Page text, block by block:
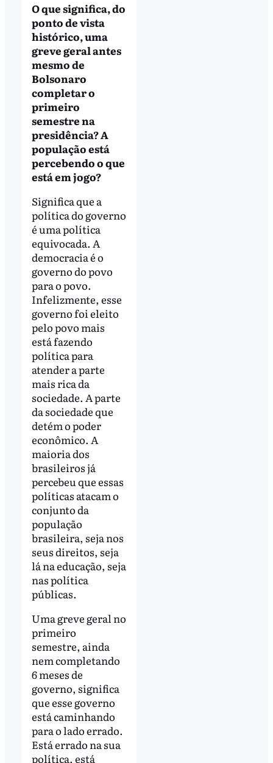
O que significa, do
ponto de vista
histórico, uma
greve geral antes
mesmo de
Bolsonaro
completar o
primeiro
semestre na
presidência? A
população está
percebendo o que
está em jogo?
Significa que a
política do governo
é uma política
equivocada. A
democracia é o
governo do povo
para o povo.
Infelizmente, esse
governo foi eleito
pelo povo mais
está fazendo
política para
atender a parte
mais rica da
sociedade. A parte
da sociedade que
detém o poder
econômico. A
maioria dos
brasileiros já
percebeu que essas
políticas atacam o
conjunto da
população
brasileira, seja nos
seus direitos, seja
lá na educação, seja
nas política
públicas.
Uma greve geral no
primeiro
semestre, ainda
nem completando
6 meses de
governo, significa
que esse governo
está caminhando
para o lado errado.
Está errado na sua
política, está